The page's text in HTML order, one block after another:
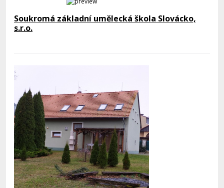
Soukromá základní umělecká škola Slovácko,
s.r.o.